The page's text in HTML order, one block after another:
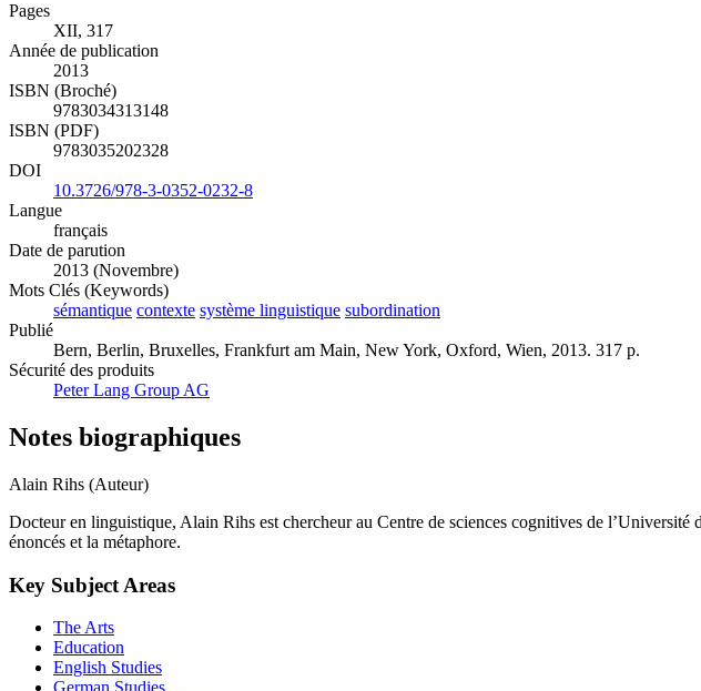
Pages
XII, 317
Année de publication
2013
ISBN (Broché)
9783034313148
ISBN (PDF)
9783035202328
DOI
10.3726/978-3-0352-0232-8
Langue
français
Date de parution
2013 (Novembre)
Mots Clés (Keywords)
sémantique contexte système linguistique subordination
Publié
Bern, Berlin, Bruxelles, Frankfurt am Main, New York, Oxford, Wien, 2013. 317 p.
Sécurité des produits
Peter Lang Group AG
Notes biographiques
Alain Rihs (Auteur)
Docteur en linguistique, Alain Rihs est chercheur au Centre de sciences cognitives de
énoncés et la métaphore.
Key Subject Areas
The Arts
Education
English Studies